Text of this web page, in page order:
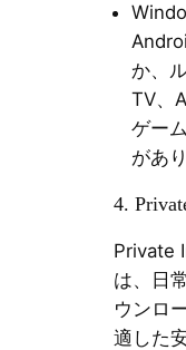
か、
TV、
ゲー
があ
4.
Private
は、日
ウンロ
適した